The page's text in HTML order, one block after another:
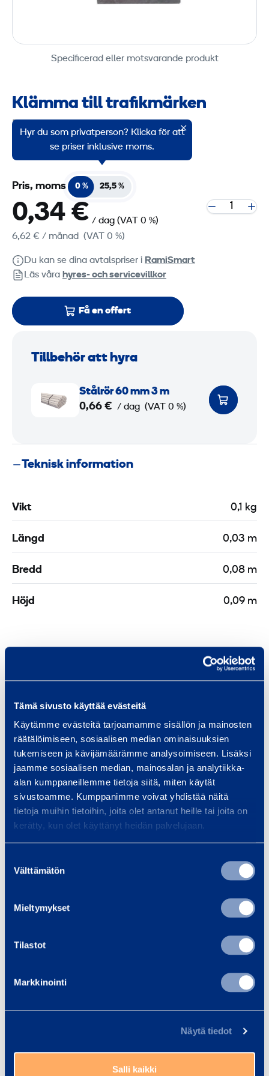
Tämä sivusto käyttää evästeitä
Käytämme evästeitä tarjoamamme sisällön ja mainosten
räätälöimiseen, sosiaalisen median ominaisuuksien
tukemiseen ja kävijämäärämme analysoimiseen. Lisäksi
jaamme sosiaalisen median, mainosalan ja analytiikka-
alan kumppaneillemme tietoja siitä, miten käytät
sivustoamme. Kumppanimme voivat yhdistää näitä
tietoja muihin tietoihin, joita olet antanut heille tai joita on
kerätty, kun olet käyttänyt heidän palvelujaan.
valinta
Välttämätön
Mieltymykset
Tilastot
Markkinointi
Näytä tiedot
Salli kaikki
Specificerad eller motsvarande produkt
Klämma till trafikmärken
Produktgruppskod: 7703015
Fäste till trafikmärken i plåt.
Hyr du som privatperson? Klicka för att
se priser inklusive moms.
Pris, moms 0 % 25,5 %
0,34 € / dag (VAT 0 %)
6,62 € / månad (VAT 0 %)
Du kan se dina avtalspriser i RamiSmart
Läs våra hyres‑ och servicevillkor
Få en offert
Tillbehör att hyra
r
ö
0
m
Stålrör 60 mm 3 m
0,66 € / dag (VAT 0 %)
Teknisk information
Vikt 0,1 kg
Längd 0,03 m
Bredd 0,08 m
Höjd 0,09 m
S
p
i
s
t
a
t
Spikstativ
Tjänster
Transport och logistik